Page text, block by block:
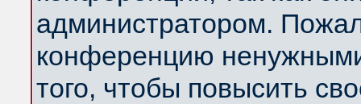
администратором.
конференцию
того, чтобы повысить